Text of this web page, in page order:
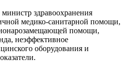
здравоохранения
медико-санитарной помощи,
помощи,
неэффективное
оборудования и